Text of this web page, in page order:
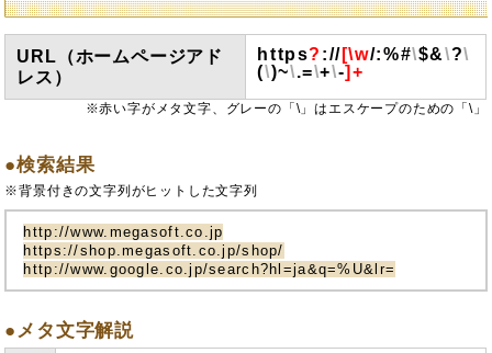
URL（ホームページアド
レス）
https? :// [\w/:%#\$&\?\
(\)~\.=\+\-]+
※赤い字がメタ文字、グレーの「\」はエスケープのための「\」
●検索結果
※背景付きの文字列がヒットした文字列
http://www.megasoft.co.jp
https://shop.megasoft.co.jp/shop/
http://www.google.co.jp/search?hl=ja&q=%U&lr=
●メタ文字解説